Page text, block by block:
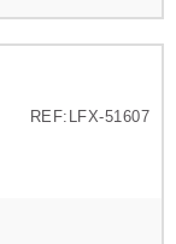
REF:LFX-51607